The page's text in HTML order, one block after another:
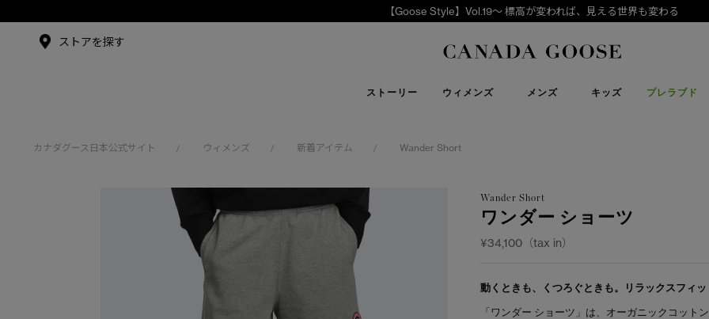
【Goose Style】Vol.19～ 標高が変われば、見える世界も変わる
Canada Goose
ストーリー
アンバサダー
ウィメンズ メンズ キッズ プレラブド
下取り申請
ストアを探す
カナダグース日本公式サイト / ウィメンズ / 新着アイテム / Wander Short
Wander Short
ワンダー ショーツ
¥34,100（tax in）
動くときも、くつろぐときも。リラックスフィ
「ワンダー ショーツ」は、オーガニックコット